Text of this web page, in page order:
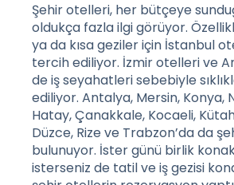
Şehir otelleri, her bütçeye
oldukça fazla ilgi görüyor.
ya da kısa geziler için İstanbul
tercih ediliyor. İzmir otelleri ve
de iş seyahatleri sebebiyle
ediliyor. Antalya, Mersin, Konya,
Hatay, Çanakkale, Kocaeli,
Düzce, Rize ve Trabzon’da da
bulunuyor. İster günü birlik
isterseniz de tatil ve iş gezisi